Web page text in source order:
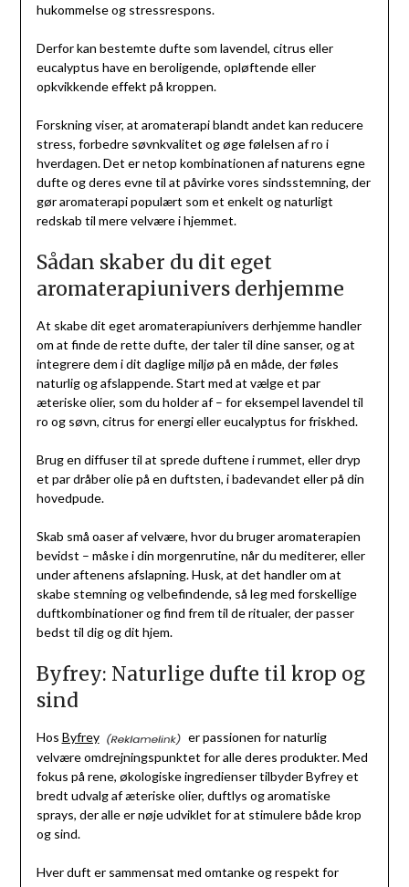
hukommelse og stressrespons.
Derfor kan bestemte dufte som lavendel, citrus eller
eucalyptus have en beroligende, opløftende eller
opkvikkende effekt på kroppen.
Forskning viser, at aromaterapi blandt andet kan reducere
stress, forbedre søvnkvalitet og øge følelsen af ro i
hverdagen. Det er netop kombinationen af naturens egne
dufte og deres evne til at påvirke vores sindsstemning, der
gør aromaterapi populært som et enkelt og naturligt
redskab til mere velvære i hjemmet.
Sådan skaber du dit eget
aromaterapiunivers derhjemme
At skabe dit eget aromaterapiunivers derhjemme handler
om at finde de rette dufte, der taler til dine sanser, og at
integrere dem i dit daglige miljø på en måde, der føles
naturlig og afslappende. Start med at vælge et par
æteriske olier, som du holder af – for eksempel lavendel til
ro og søvn, citrus for energi eller eucalyptus for friskhed.
Brug en diffuser til at sprede duftene i rummet, eller dryp
et par dråber olie på en duftsten, i badevandet eller på din
hovedpude.
Skab små oaser af velvære, hvor du bruger aromaterapien
bevidst – måske i din morgenrutine, når du mediterer, eller
under aftenens afslapning. Husk, at det handler om at
skabe stemning og velbefindende, så leg med forskellige
duftkombinationer og find frem til de ritualer, der passer
bedst til dig og dit hjem.
Byfrey: Naturlige dufte til krop og
sind
Hos Byfrey
er passionen for naturlig
velvære omdrejningspunktet for alle deres produkter. Med
fokus på rene, økologiske ingredienser tilbyder Byfrey et
bredt udvalg af æteriske olier, duftlys og aromatiske
sprays, der alle er nøje udviklet for at stimulere både krop
og sind.
Hver duft er sammensat med omtanke og respekt for